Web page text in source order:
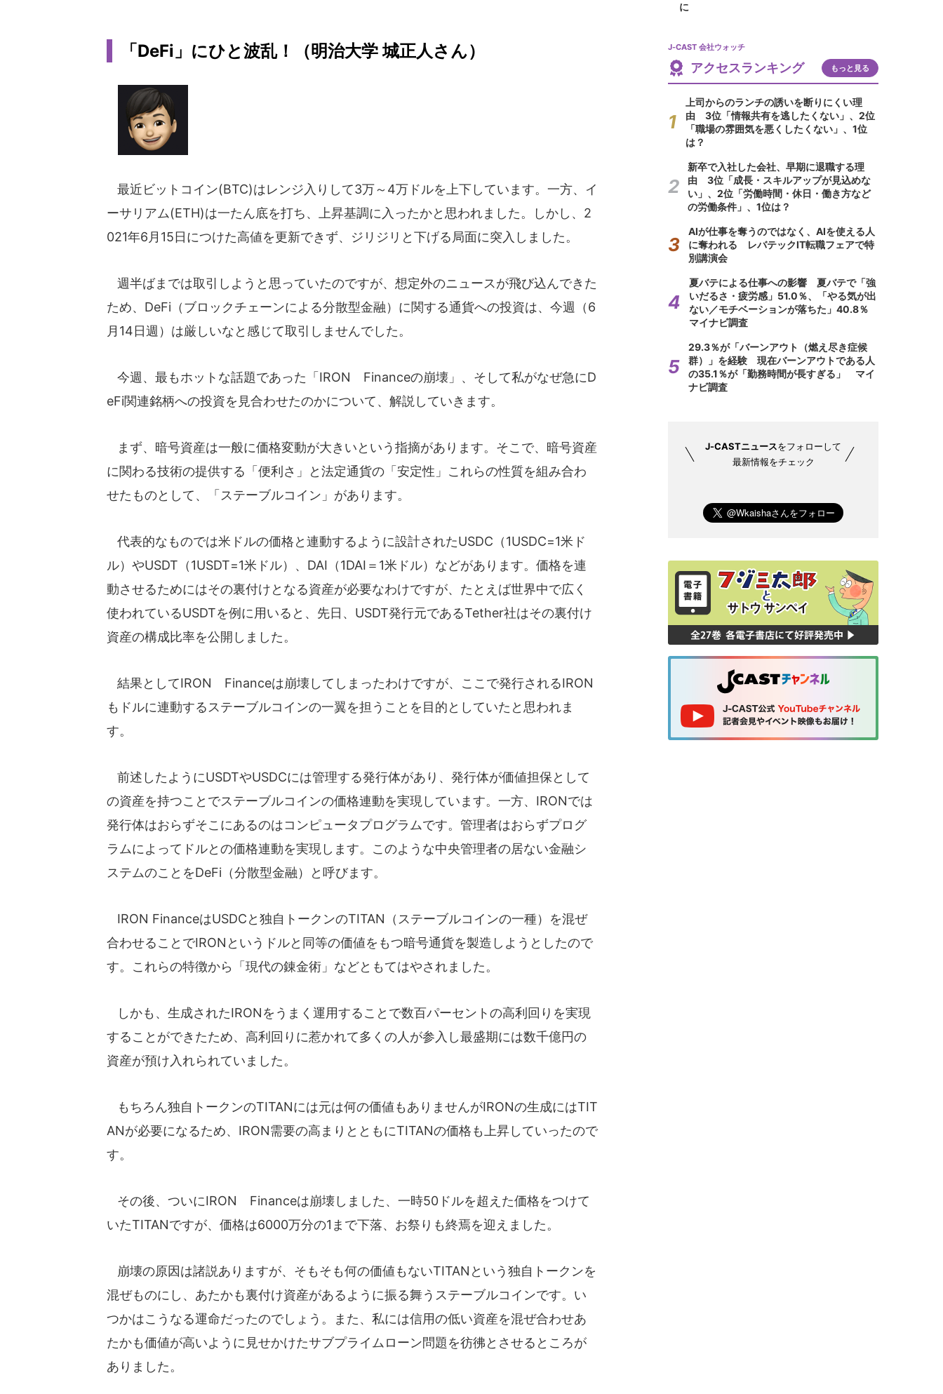
「DeFi」にひと波乱！（明治大学 城正人さん）
最近ビットコイン(BTC)はレンジ入りして3万～4万ドルを上下しています。一方、イ
ーサリアム(ETH)は一たん底を打ち、上昇基調に入ったかと思われました。しかし、2
021年6月15日につけた高値を更新できず、ジリジリと下げる局面に突入しました。
週半ばまでは取引しようと思っていたのですが、想定外のニュースが飛び込んできた
ため、DeFi（ブロックチェーンによる分散型金融）に関する通貨への投資は、今週（6
月14日週）は厳しいなと感じて取引しませんでした。
今週、最もホットな話題であった「IRON Financeの崩壊」、そして私がなぜ急にD
eFi関連銘柄への投資を見合わせたのかについて、解説していきます。
まず、暗号資産は一般に価格変動が大きいという指摘があります。そこで、暗号資産
に関わる技術の提供する「便利さ」と法定通貨の「安定性」これらの性質を組み合わ
せたものとして、「ステーブルコイン」があります。
代表的なものでは米ドルの価格と連動するように設計されたUSDC（1USDC=1米ド
ル）やUSDT（1USDT=1米ドル）、DAI（1DAI＝1米ドル）などがあります。価格を連
動させるためにはその裏付けとなる資産が必要なわけですが、たとえば世界中で広く
使われているUSDTを例に用いると、先日、USDT発行元であるTether社はその裏付け
資産の構成比率を公開しました。
結果としてIRON Financeは崩壊してしまったわけですが、ここで発行されるIRON
もドルに連動するステーブルコインの一翼を担うことを目的としていたと思われま
す。
前述したようにUSDTやUSDCには管理する発行体があり、発行体が価値担保として
の資産を持つことでステーブルコインの価格連動を実現しています。一方、IRONでは
発行体はおらずそこにあるのはコンピュータプログラムです。管理者はおらずプログ
ラムによってドルとの価格連動を実現します。このような中央管理者の居ない金融シ
ステムのことをDeFi（分散型金融）と呼びます。
IRON FinanceはUSDCと独自トークンのTITAN（ステーブルコインの一種）を混ぜ
合わせることでIRONというドルと同等の価値をもつ暗号通貨を製造しようとしたので
す。これらの特徴から「現代の錬金術」などともてはやされました。
しかも、生成されたIRONをうまく運用することで数百パーセントの高利回りを実現
することができたため、高利回りに惹かれて多くの人が参入し最盛期には数千億円の
資産が預け入れられていました。
もちろん独自トークンのTITANには元は何の価値もありませんがIRONの生成にはTIT
ANが必要になるため、IRON需要の高まりとともにTITANの価格も上昇していったので
す。
その後、ついにIRON Financeは崩壊しました、一時50ドルを超えた価格をつけて
いたTITANですが、価格は6000万分の1まで下落、お祭りも終焉を迎えました。
崩壊の原因は諸説ありますが、そもそも何の価値もないTITANという独自トークンを
混ぜものにし、あたかも裏付け資産があるように振る舞うステーブルコインです。い
つかはこうなる運命だったのでしょう。また、私には信用の低い資産を混ぜ合わせあ
たかも価値が高いように見せかけたサブプライムローン問題を彷彿とさせるところが
ありました。
に
J-CAST 会社ウォッチ
アクセスランキング もっと見る
上司からのランチの誘いを断りにくい理
由 3位「情報共有を逃したくない」、2位
「職場の雰囲気を悪くしたくない」、1位
は？
新卒で入社した会社、早期に退職する理
由 3位「成長・スキルアップが見込めな
い」、2位「労働時間・休日・働き方など
の労働条件」、1位は？
AIが仕事を奪うのではなく、AIを使える人
に奪われる レバテックIT転職フェアで特
別講演会
夏バテによる仕事への影響 夏バテで「強
いだるさ・疲労感」51.0％、「やる気が出
ない／モチベーションが落ちた」40.8％
マイナビ調査
29.3％が「バーンアウト（燃え尽き症候
群）」を経験 現在バーンアウトである人
の35.1％が「勤務時間が長すぎる」 マイ
ナビ調査
J-CASTニュースをフォローして
最新情報をチェック